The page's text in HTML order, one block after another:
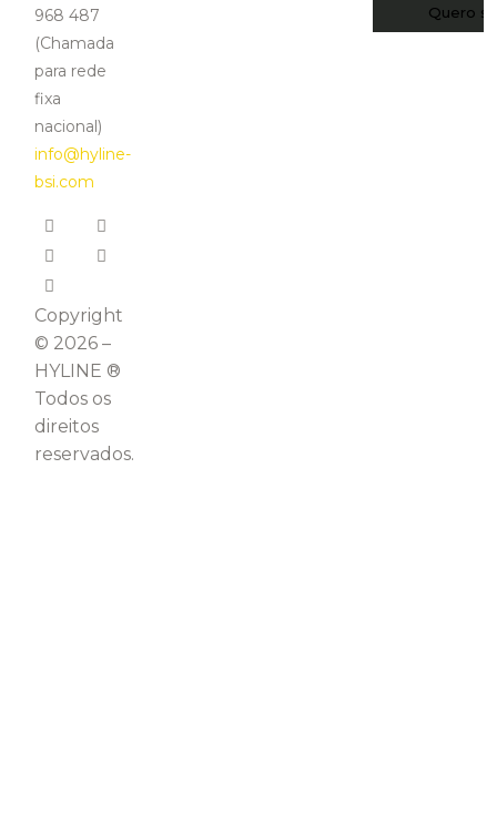
968 487
(Chamada
para rede
fixa
nacional)
info@hyline-
bsi.com
Copyright
© 2026 –
HYLINE ®
Todos os
direitos
reservados.